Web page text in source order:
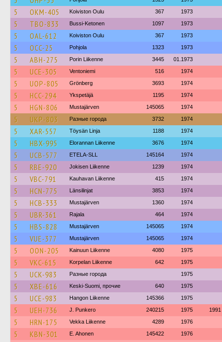
5 OKM-405 Koiviston Oulu 367 1973
5 TBO-833 Bussi-Ketonen 1097 1973
5 OAL-612 Koiviston Oulu 367 1973
5 OCC-25 Pohjola 1323 1973
5 ABH-275 Porin Liikenne 3445 01.1973
5 UCE-305 Ventoniemi 516 1974
5 UOP-805 Grönberg 3693 1974
5 HCC-294 Ykspetäjä 1195 1974
5 HGN-806 Mustajärven 145065 1974
5 UKP-803 Разные города 3732 1974
5 XAR-557 Töysän Linja 1188 1974
5 HBX-995 Elorannan Liikenne 3676 1974
5 UCB-577 ETELA-SLL 145164 1974
5 RBE-920 Jokisen Liikenne 1239 1974
5 VBC-791 Kauhavan Liikenne 415 1974
5 HCN-775 Länsilinjat 3853 1974
5 HCB-333 Mustajärven 1360 1974
5 UBR-361 Rajala 464 1974
5 HBS-828 Mustajärven 145065 1974
5 VUE-377 Mustajärven 145065 1974
5 OON-205 Kainuun Liikenne 4080 1975
5 VKC-615 Korpelan Liikenne 642 1975
5 UCK-983 Разные города 1975
5 XBE-616 Keski-Suomi, прочие 640 1975
5 UCE-983 Hangon Liikenne 145366 1975
5 UEH-736 J. Punkero 240215 1975 1991
5 HRN-175 Vekka Liikenne 4289 1976
5 KBN-301 E. Ahonen 145422 1976